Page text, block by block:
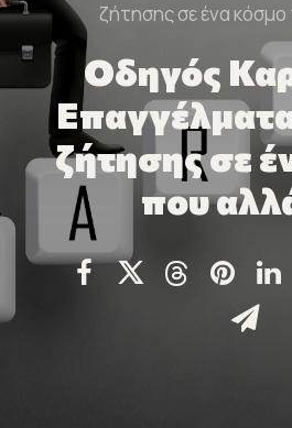
Ευρωπαϊκά
Εθνικά
Νέα &
Ευκαιρίες
ζήτησης σε ένα κόσμο
Οδηγός
ζήτησης σε
που